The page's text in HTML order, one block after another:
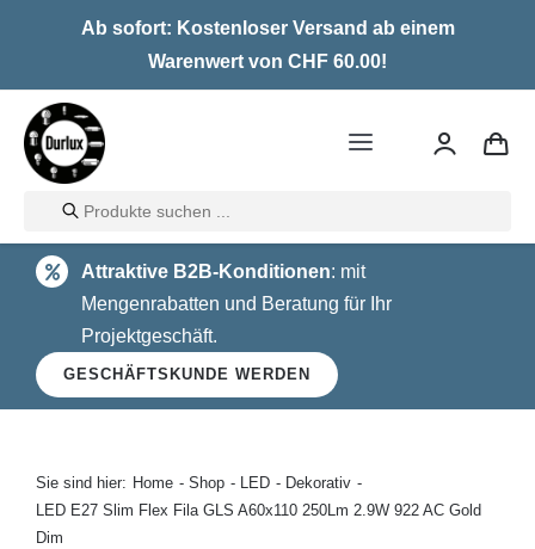
Ab sofort: Kostenloser Versand ab einem
Warenwert von CHF 60.00!
Toggle
Home
LED
Halogen
Glühlampen
Kontakt
Products
search
Attraktive B2B-Konditionen: mit
Mengenrabatten und Beratung für Ihr
Projektgeschäft.
GESCHÄFTSKUNDE WERDEN
Sie sind hier: Home Shop LED
Dekorativ
LED E27 Slim Flex Fila GLS A60x110 250Lm 2.9W 922 AC Gold
Dim